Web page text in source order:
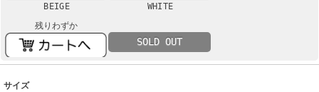
BEIGE
残りわずか
WHITE
SOLD OUT
サイズ